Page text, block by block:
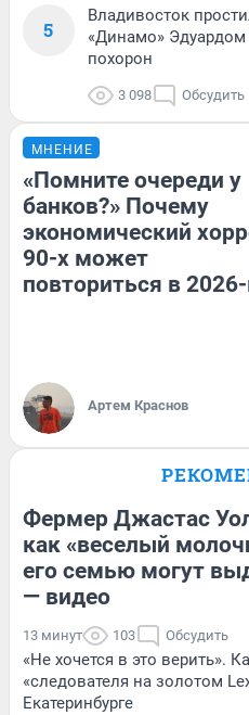
5
Владивосток
«Динамо»
похорон
3 098 Обсудить
МНЕНИЕ
«Помните очереди у
банков?» Почему
экономический
90-х может
повториться в
Артем Краснов
Фермер Джастас
как «веселый
его семью могут
— видео
13 минут 103 Обсудить
«Не хочется в это верить».
«следователя на золотом
Екатеринбурге